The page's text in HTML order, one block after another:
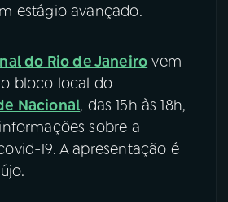
estágio avançado.
do Rio de Janeiro vem
bloco local do
Nacional, das 15h às 18h,
sobre a
19. A apresentação é